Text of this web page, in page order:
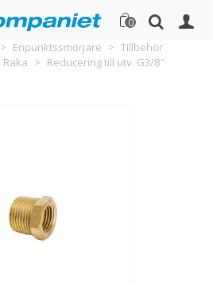
0
> Enpunktssmörjare > Tillbehör
Raka > Reducering till utv. G3/8"